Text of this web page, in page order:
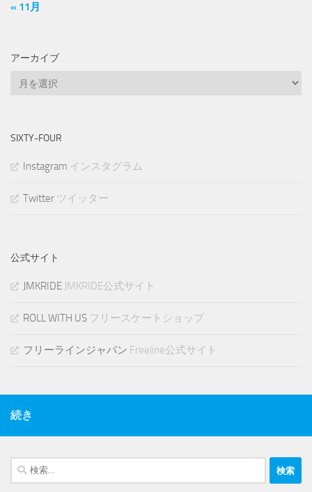
« 11月
アーカイブ
ブ
SIXTY-FOUR
Instagram インスタグラム
Twitter ツイッター
公式サイト
JMKRIDE JMKRIDE公式サイト
ROLL WITH US フリースケートショップ
フリーラインジャパン Freeline公式サイト
続き
検
索: